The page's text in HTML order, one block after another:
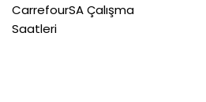
CarrefourSA Çalışma
Saatleri